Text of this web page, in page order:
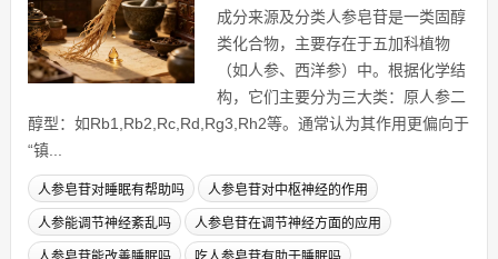
成分来源及分类人参皂苷是一类固醇
类化合物，主要存在于五加科植物
（如人参、西洋参）中。根据化学结
构，它们主要分为三大类：原人参二
醇型：如Rb1,Rb2,Rc,Rd,Rg3,Rh2等。通常认为其作用更偏向于
“镇...
人参皂苷对睡眠有帮助吗 人参皂苷对中枢神经的作用
人参能调节神经紊乱吗 人参皂苷在调节神经方面的应用